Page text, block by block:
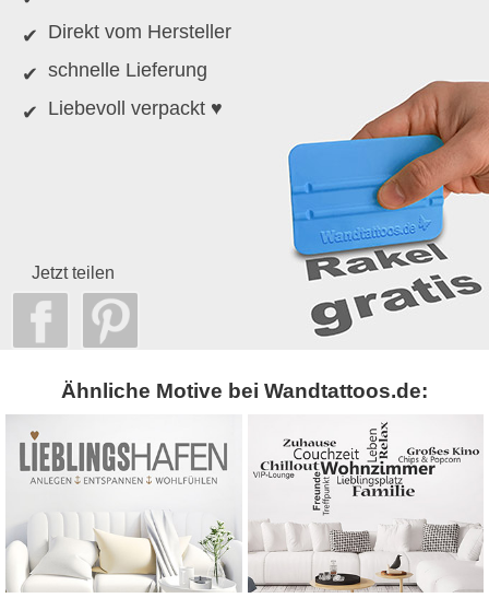
Direkt vom Hersteller
schnelle Lieferung
Liebevoll verpackt ♥
Jetzt teilen
Ähnliche Motive bei Wandtattoos.de: